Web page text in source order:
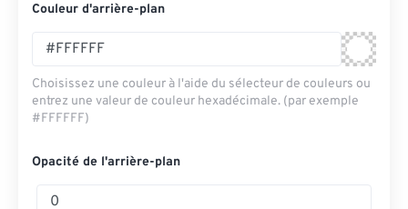
Couleur d'arrière-plan
Choisissez une couleur à l'aide du sélecteur de couleurs ou
entrez une valeur de couleur hexadécimale. (par exemple
#FFFFFF)
Opacité de l'arrière-plan